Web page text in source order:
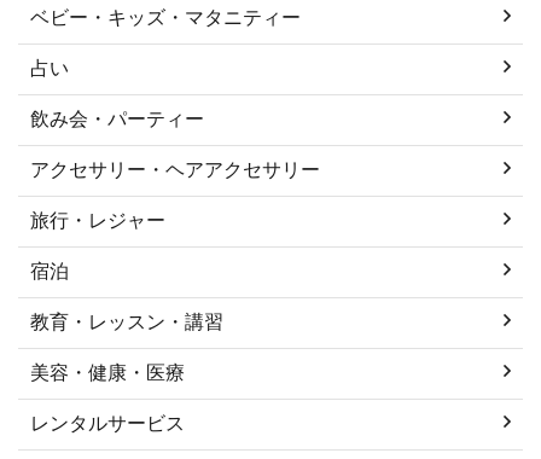
ベビー・キッズ・マタニティー
占い
飲み会・パーティー
アクセサリー・ヘアアクセサリー
旅行・レジャー
宿泊
教育・レッスン・講習
美容・健康・医療
レンタルサービス